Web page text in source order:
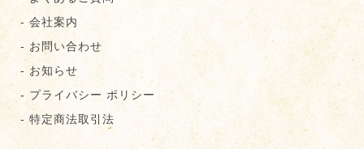
- 会社案内
- お問い合わせ
- お知らせ
- プライバシー ポリシー
- 特定商法取引法